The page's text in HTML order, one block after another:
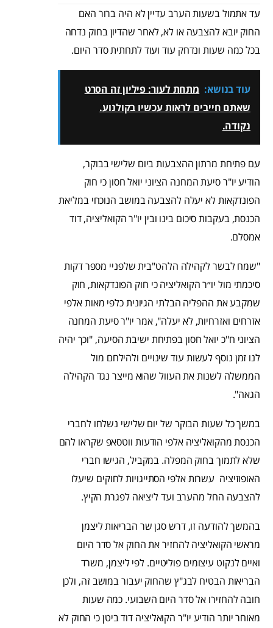
עד אתמול בשעות הערב עדיין לא היה ברור האם
החוק יובא להצבעה או לא, לאחר שהדיון בחוק נדחה
בכל כמה שעות ונדחק עוד ועוד לתחתית סדר היום.
עוד בנושא: מתחת לעור: פיליון זה הסרט
שאתם חייבים לראות עכשיו בקולנוע.
נקודה.
עם פתיחת מרתון ההצבעות ביום שלישי בבוקר,
הודיע יו"ר סיעת המחנה הציוני יואל חסון כי חוק
הפונדקאות לא יעלה להצבעה במושב הנוכחי במליאת
הכנסת, בעקבות סיכום בינו ובין יו"ר הקואליציה, דוד
אמסלם.
"שמח לבשר לקהילה הלהט"בית שלפניי מספר דקות
סיכמתי מול יו״ר הקואליציה כי חוק הפונדקאות, חוק
שמקבע את ההפליה הבלתי הגיונית כלפי מאות אלפי
אזרחים ואזרחיות, לא יעלה", אמר יו"ר סיעת המחנה
הציוני ח"כ יואל חסון בפתיחת ישיבת הסיעה, "וכך יהיה
לנו זמן נוסף לעשות עוד שינויים ולהילחם מול
הממשלה לשנות את העוול שהוא מייצר נגד הקהילה
הגאה".
במשך כל שעות הבוקר של יום שלישי נשלחו לחברי
הכנסת מהקואליציה אלפי הודעות ווטסאפ שקראו להם
שלא לתמוך בחוק המפלה. במקביל, הגישו חברי
האופוזיציה עשרות אלפי הסתייגויות לחוקים שיעלו
להצבעה החל מהערב ועד ליציאה לפגרת הקיץ.
בהמשך להודעה זו, דרש סגן שר הבריאות ליצמן
מראשי הקואליציה להחזיר את החוק אל סדר היום
ואיים לנקוט עיצומים פוליטיים. לפי ליצמן, משרד
הבריאות הבטיח לבג"ץ שהחוק יעבור במושב זה, ולכן
חובה להחזירו אל סדר היום השבועי. כמה שעות
מאוחר יותר הודיע יו"ר הקואליציה דוד ביטן כי החוק לא